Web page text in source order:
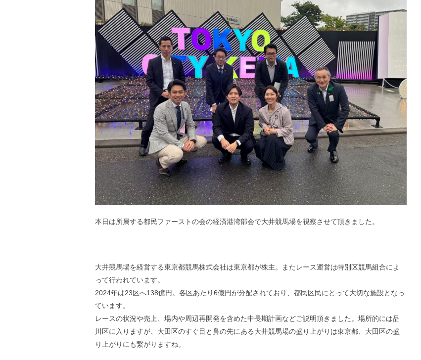
本日は所属する都民ファーストの会の経済港湾部会で大井競馬場を視察させて頂きました。
大井競馬場を経営する東京都競馬株式会社は東京都が株主。またレース運営は特別区競馬組合によ
って行われています。
2024年は23区へ138億円。各区あたり6億円が分配されており、都民区民にとって大切な施設となっ
ています。
レースの状況や売上、場内や周辺再開発を含めた中長期計画などご説明頂きました。場所的には品
川区に入りますが、大田区のすぐ目と鼻の先にある大井競馬場の盛り上がりは東京都、大田区の盛
り上がりにも繋がりますね。